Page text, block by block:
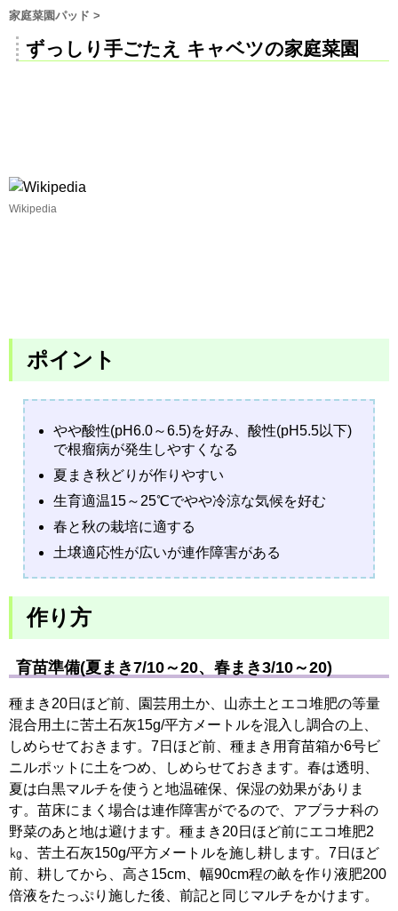
家庭菜園パッド >
ずっしり手ごたえ キャベツの家庭菜園
Wikipedia
ポイント
やや酸性(pH6.0～6.5)を好み、酸性(pH5.5以下)
で根瘤病が発生しやすくなる
夏まき秋どりが作りやすい
生育適温15～25℃でやや冷涼な気候を好む
春と秋の栽培に適する
土壌適応性が広いが連作障害がある
作り方
育苗準備(夏まき7/10～20、春まき3/10～20)
種まき20日ほど前、園芸用土か、山赤土とエコ堆肥の等量
混合用土に苦土石灰15g/平方メートルを混入し調合の上、
しめらせておきます。7日ほど前、種まき用育苗箱か6号ビ
ニルポットに土をつめ、しめらせておきます。春は透明、
夏は白黒マルチを使うと地温確保、保湿の効果がありま
す。苗床にまく場合は連作障害がでるので、アブラナ科の
野菜のあと地は避けます。種まき20日ほど前にエコ堆肥2
㎏、苦土石灰150g/平方メートルを施し耕します。7日ほど
前、耕してから、高さ15cm、幅90cm程の畝を作り液肥200
倍液をたっぷり施した後、前記と同じマルチをかけます。